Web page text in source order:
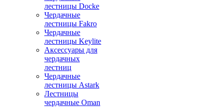
лестницы Docke
Чердачные
лестницы Fakro
Чердачные
лестницы Keylite
Аксессуары для
чердачных
лестниц
Чердачные
лестницы Astark
Лестницы
чердачные Oman